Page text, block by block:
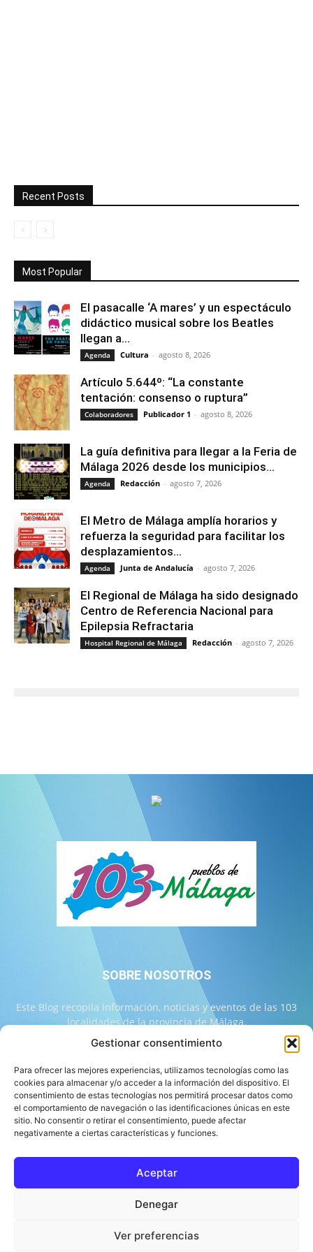
Gestionar consentimiento
Para ofrecer las mejores experiencias, utilizamos tecnologías como las
cookies para almacenar y/o acceder a la información del dispositivo. El
consentimiento de estas tecnologías nos permitirá procesar datos como
el comportamiento de navegación o las identificaciones únicas en este
sitio. No consentir o retirar el consentimiento, puede afectar
negativamente a ciertas características y funciones.
Aceptar
Denegar
Ver preferencias
Recent Posts
Most Popular
El pasacalle ‘A mares’ y un espectáculo
didáctico musical sobre los Beatles
llegan a...
Agenda Cultura - agosto 8, 2026
Artículo 5.644º: “La constante
tentación: consenso o ruptura”
Colaboradores Publicador 1 - agosto 8, 2026
La guía definitiva para llegar a la Feria de
Málaga 2026 desde los municipios...
Agenda Redacción - agosto 7, 2026
El Metro de Málaga amplía horarios y
refuerza la seguridad para facilitar los
desplazamientos...
Agenda Junta de Andalucía - agosto 7, 2026
El Regional de Málaga ha sido designado
Centro de Referencia Nacional para
Epilepsia Refractaria
Hospital Regional de Málaga Redacción - agosto 7, 2026
SOBRE NOSOTROS
Este Blog recopila información, noticias y eventos de las 103
localidades de la provincia de Málaga.
Contáctanos:info@103malaga.com
SÍGUENOS
Equipo de 103 Málaga
Aviso Legal